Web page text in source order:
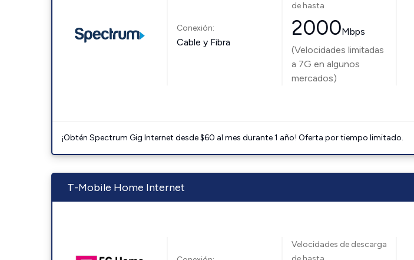
Conexión:
Cable y Fibra
de hasta
2000Mbps
(Velocidades limitadas
a 7G en algunos
mercados)
¡Obtén Spectrum Gig Internet desde $60 al mes durante 1 año! Oferta por tiempo limitado.
T-Mobile Home Internet
Velocidades de descarga